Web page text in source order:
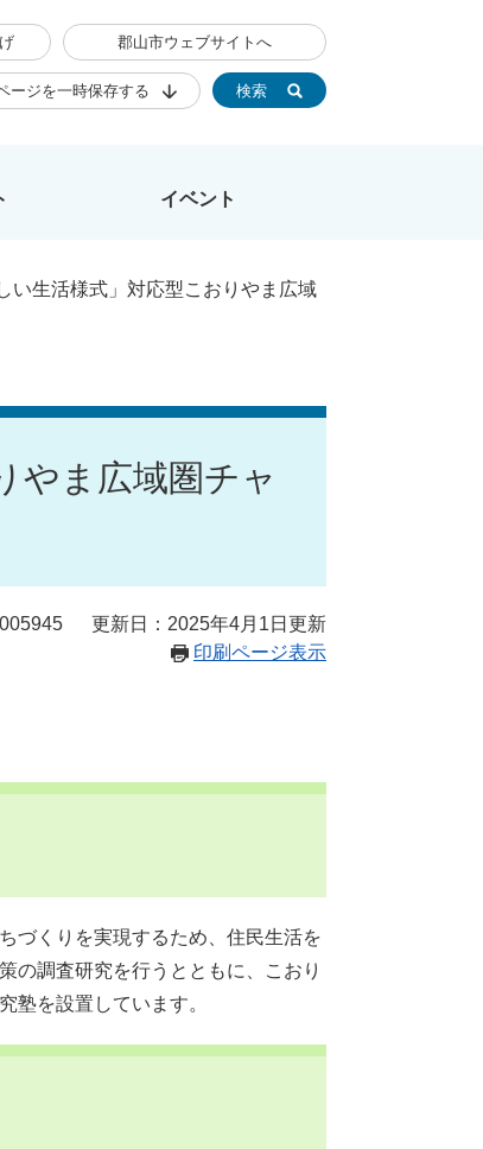
郡山市ウェブサイトへ
ージを一時保存する 検索
イベント
い生活様式」対応型こおりやま広域
やま広域圏チャ
更新日：2025年4月1日更新
印刷ページ表示
づくりを実現するため、住民生活を
の調査研究を行うとともに、こおり
塾を設置しています。